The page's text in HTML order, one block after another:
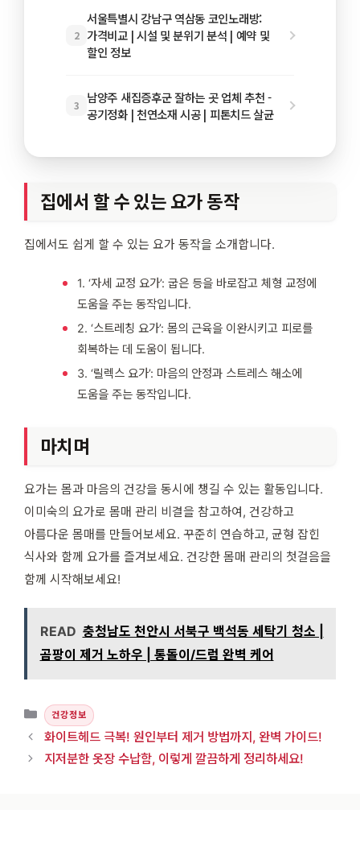
2
서울특별시 강남구 역삼동 코인노래방:
가격비교 | 시설 및 분위기 분석 | 예약 및
할인 정보
3
남양주 새집증후군 잘하는 곳 업체 추천 -
공기정화 | 천연소재 시공 | 피톤치드 살균
집에서 할 수 있는 요가 동작
집에서도 쉽게 할 수 있는 요가 동작을 소개합니다.
1. ‘자세 교정 요가’: 굽은 등을 바로잡고 체형 교정에
도움을 주는 동작입니다.
2. ‘스트레칭 요가’: 몸의 근육을 이완시키고 피로를
회복하는 데 도움이 됩니다.
3. ‘릴렉스 요가’: 마음의 안정과 스트레스 해소에
도움을 주는 동작입니다.
마치며
요가는 몸과 마음의 건강을 동시에 챙길 수 있는 활동입니다.
이미숙의 요가로 몸매 관리 비결을 참고하여, 건강하고
아름다운 몸매를 만들어보세요. 꾸준히 연습하고, 균형 잡힌
식사와 함께 요가를 즐겨보세요. 건강한 몸매 관리의 첫걸음을
함께 시작해보세요!
READ 충청남도 천안시 서북구 백석동 세탁기 청소 |
곰팡이 제거 노하우 | 통돌이/드럼 완벽 케어
카테고리
건강정보
화이트헤드 극복! 원인부터 제거 방법까지, 완벽 가이드!
지저분한 옷장 수납함, 이렇게 깔끔하게 정리하세요!